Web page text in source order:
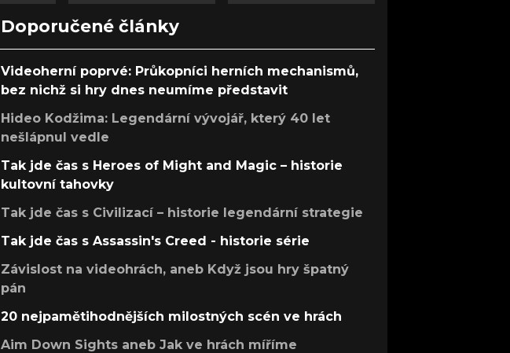
Doporučené články
Videoherní poprvé: Průkopníci herních mechanismů,
bez nichž si hry dnes neumíme představit
Hideo Kodžima: Legendární vývojář, který 40 let
nešlápnul vedle
Tak jde čas s Heroes of Might and Magic – historie
kultovní tahovky
Tak jde čas s Civilizací – historie legendární strategie
Tak jde čas s Assassin's Creed - historie série
Závislost na videohrách, aneb Když jsou hry špatný
pán
20 nejpamětihodnějších milostných scén ve hrách
Aim Down Sights aneb Jak ve hrách míříme